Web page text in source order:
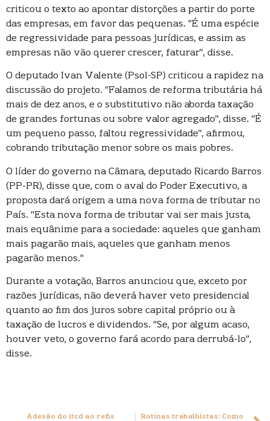
criticou o texto ao apontar distorções a partir do porte
das empresas, em favor das pequenas. “É uma espécie
de regressividade para pessoas jurídicas, e assim as
empresas não vão querer crescer, faturar”, disse.
O deputado Ivan Valente (Psol-SP) criticou a rapidez na
discussão do projeto. “Falamos de reforma tributária há
mais de dez anos, e o substitutivo não aborda taxação
de grandes fortunas ou sobre valor agregado”, disse. “É
um pequeno passo, faltou regressividade”, afirmou,
cobrando tributação menor sobre os mais pobres.
O líder do governo na Câmara, deputado Ricardo Barros
(PP-PR), disse que, com o aval do Poder Executivo, a
proposta dará origem a uma nova forma de tributar no
País. “Esta nova forma de tributar vai ser mais justa,
mais equânime para a sociedade: aqueles que ganham
mais pagarão mais, aqueles que ganham menos
pagarão menos.”
Durante a votação, Barros anunciou que, exceto por
razões jurídicas, não deverá haver veto presidencial
quanto ao fim dos juros sobre capital próprio ou à
taxação de lucros e dividendos. “Se, por algum acaso,
houver veto, o governo fará acordo para derrubá-lo”,
disse.
Adesão do itcd ao refis
Rotinas trabalhistas: Como